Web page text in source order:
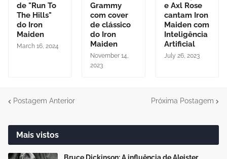
de "Run To
The Hills"
do Iron
Maiden
March 16, 2024
Grammy
com cover
de clássico
do Iron
Maiden
November 14,
2023
e Axl Rose
cantam Iron
Maiden com
Inteligência
Artificial
July 26, 2023
Postagem Anterior Próxima Postagem
Mais vistos
Bruce Dickinson: A influência de Aleister